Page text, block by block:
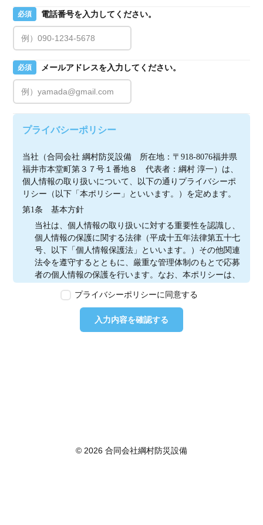
必須 電話番号を入力してください。
必須 メールアドレスを入力してください。
プライバシーポリシー
当社（合同会社 綱村防災設備　所在地：〒918-8076福井県
福井市本堂町第３７号１番地８　代表者：綱村 淳一）は、
個人情報の取り扱いについて、以下の通りプライバシーポ
リシー（以下「本ポリシー」といいます。）を定めます。
第1条　基本方針
当社は、個人情報の取り扱いに対する重要性を認識し、
個人情報の保護に関する法律（平成十五年法律第五十七
号、以下「個人情報保護法」といいます。）その他関連
法令を遵守するとともに、厳重な管理体制のもとで応募
者の個人情報の保護を行います。なお、本ポリシーは、
のとします。
第2条　個人情報の定義
本ポリシーにおいて「個人情報」とは、個人情報保護法
利用の停止、消去及び第三者への提供の停止を行うこと
プライバシーポリシーに同意する
入力内容を確認する
© 2026 合同会社綱村防災設備